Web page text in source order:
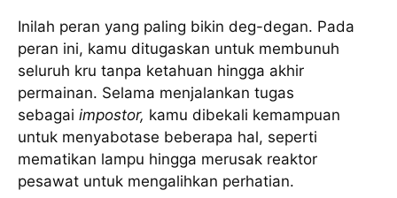
Inilah peran yang paling bikin deg-degan. Pada
peran ini, kamu ditugaskan untuk membunuh
seluruh kru tanpa ketahuan hingga akhir
permainan. Selama menjalankan tugas
sebagai impostor, kamu dibekali kemampuan
untuk menyabotase beberapa hal, seperti
mematikan lampu hingga merusak reaktor
pesawat untuk mengalihkan perhatian.